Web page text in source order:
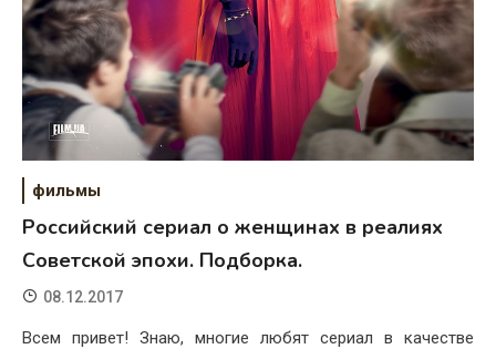
фильмы
Российский сериал о женщинах в реалиях
Советской эпохи. Подборка.
08.12.2017
Всем привет! Знаю, многие любят сериал в качестве